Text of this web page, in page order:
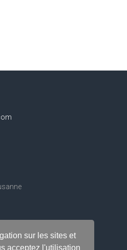
sur les sites et
acceptez l'utilisation